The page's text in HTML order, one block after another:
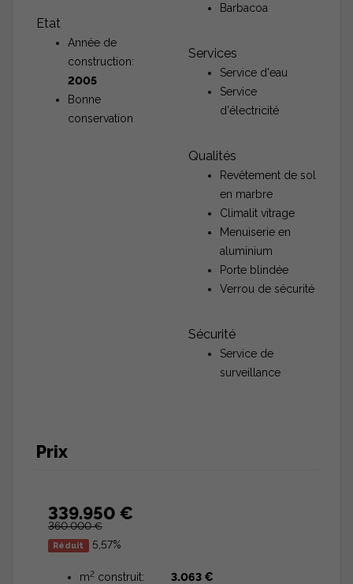
Etat
Année de
construction:
2005
Bonne
conservation
Barbacoa
Services
Service d'eau
Service
d'électricité
Qualités
Revêtement de sol
en marbre
Climalit vitrage
Menuiserie en
aluminium
Porte blindée
Verrou de sécurité
Sécurité
Service de
surveillance
Prix
339.950 €
360.000 €
Réduit 5,57%
m2 construit: 3.063 €